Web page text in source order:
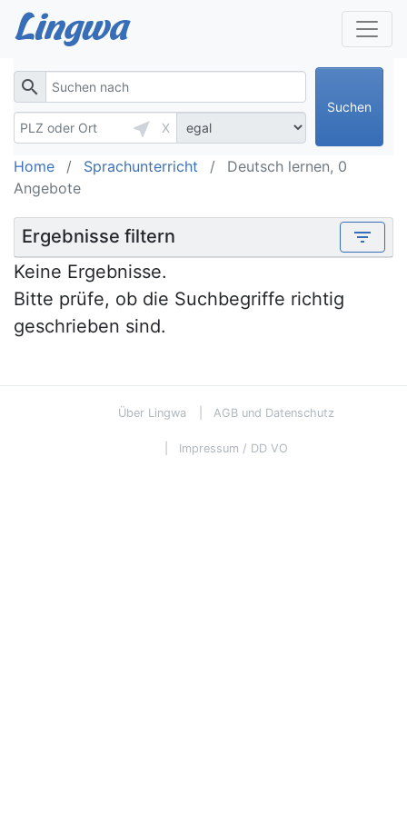
search
near_me
X
Suchen
Home Sprachunterricht
Deutsch lernen, 0
Angebote
Ergebnisse filtern
filter_list
Keine Ergebnisse.
Bitte prüfe, ob die Suchbegriffe richtig
geschrieben sind.
Über Lingwa AGB und Datenschutz
Impressum / DD VO